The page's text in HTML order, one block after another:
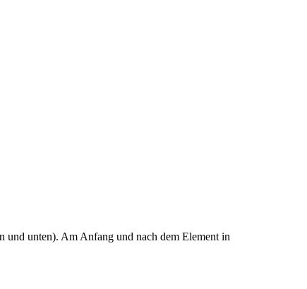
und unten). Am Anfang und nach dem Element in